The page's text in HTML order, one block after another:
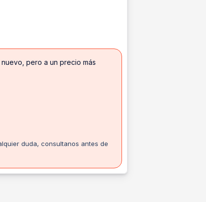
pero a un precio más
duda, consultanos antes de